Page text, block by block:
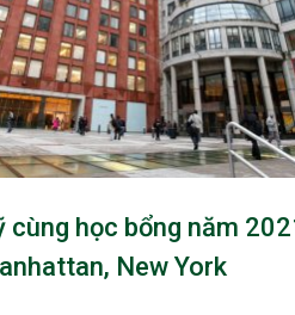
cùng học bổng năm
New York